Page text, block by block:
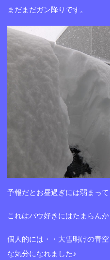
まだまだガン降りです。
予報だとお昼過ぎには弱まって
これはパウ好きにはたまらんか
個人的には・・大雪明けの青
な気分になれました♪